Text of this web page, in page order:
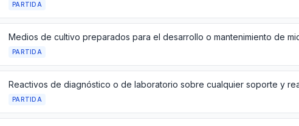
PARTIDA
PARTIDA
PARTIDA